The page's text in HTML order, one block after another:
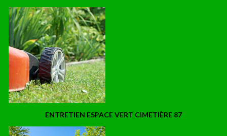
ENTRETIEN ESPACE VERT CIMETIÈRE 87